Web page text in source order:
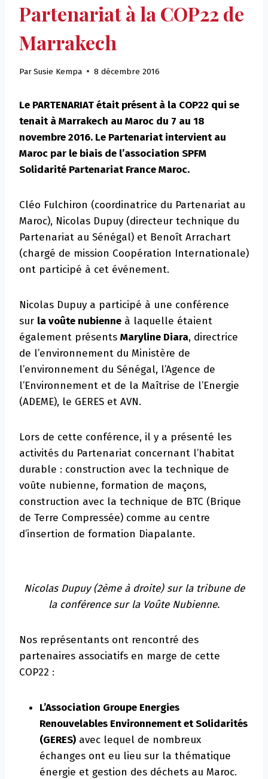
Partenariat à la COP22 de
Marrakech
ParSusie Kempa 8 décembre 2016
Le PARTENARIAT était présent à la COP22 qui se
tenait à Marrakech au Maroc du 7 au 18
novembre 2016. Le Partenariat intervient au
Maroc par le biais de l’association SPFM
Solidarité Partenariat France Maroc.
Cléo Fulchiron (coordinatrice du Partenariat au
Maroc), Nicolas Dupuy (directeur technique du
Partenariat au Sénégal) et Benoît Arrachart
(chargé de mission Coopération Internationale)
ont participé à cet événement.
Nicolas Dupuy a participé à une conférence
sur la voûte nubienne à laquelle étaient
également présents Maryline Diara, directrice
de l’environnement du Ministère de
l’environnement du Sénégal, l’Agence de
l’Environnement et de la Maîtrise de l’Energie
(ADEME), le GERES et AVN.
Lors de cette conférence, il y a présenté les
activités du Partenariat concernant l’habitat
durable : construction avec la technique de
voûte nubienne, formation de maçons,
construction avec la technique de BTC (Brique
de Terre Compressée) comme au centre
d’insertion de formation Diapalante.
Nicolas Dupuy (2ème à droite) sur la tribune de
la conférence sur la Voûte Nubienne.
Nos représentants ont rencontré des
partenaires associatifs en marge de cette
COP22 :
L’Association Groupe Energies
Renouvelables Environnement et Solidarités
(GERES) avec lequel de nombreux
échanges ont eu lieu sur la thématique
énergie et gestion des déchets au Maroc.